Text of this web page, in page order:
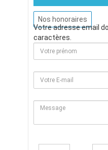
Nos honoraires
Votre adresse email
caractères.